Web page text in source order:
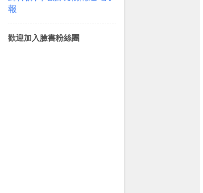
報
歡迎加入臉書粉絲團